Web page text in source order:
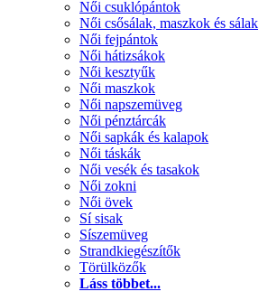
Női csuklópántok
Női csősálak, maszkok és sálak
Női fejpántok
Női hátizsákok
Női kesztyűk
Női maszkok
Női napszemüveg
Női pénztárcák
Női sapkák és kalapok
Női táskák
Női vesék és tasakok
Női zokni
Női övek
Sí sisak
Síszemüveg
Strandkiegészítők
Törülközők
Láss többet...